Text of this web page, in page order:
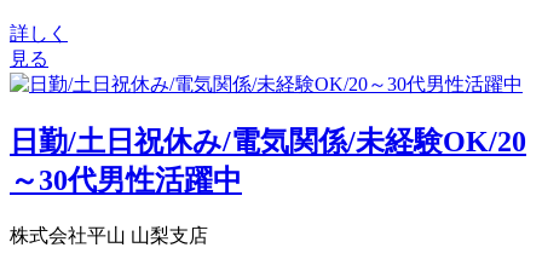
詳しく
見る
日勤/土日祝休み/電気関係/未経験OK/20
～30代男性活躍中
株式会社平山 山梨支店